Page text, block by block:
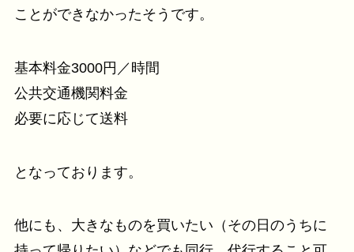
ことができなかったそうです。
基本料金3000円／時間
公共交通機関料金
必要に応じて送料
となっております。
他にも、大きなものを買いたい（その日のうちに